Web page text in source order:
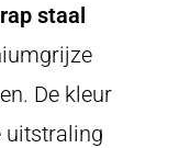
staal
De kleur
uitstraling